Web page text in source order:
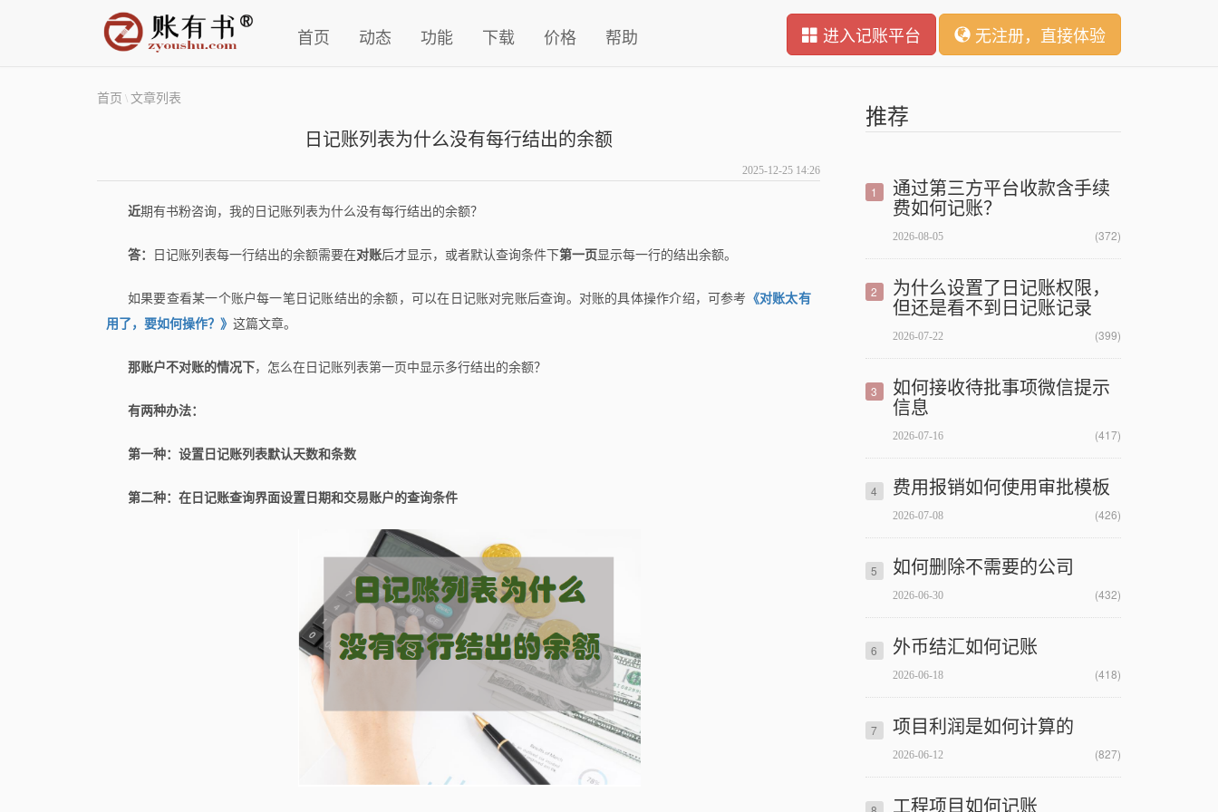
首页 动态 功能 下载 价格 帮助 进入记账平台 无注册，直接体验
首页 \文章列表
日记账列表为什么没有每行结出的余额
2025-12-25 14:26
近期有书粉咨询，我的日记账列表为什么没有每行结出的余额？
答： 日记账列表每一行结出的余额需要在对账后才显示，或者默认查询条件下第一页 显示每一行的结出余额。
如果要查看某一个账户每一笔日记账结出的余额，可以在日记账对完账后查询。对账的具体操作介绍，可参考 《对账太有
用了，要如何操作？》 这篇文章。
那账户不对账的情况下 ，怎么在日记账列表第一页中显示多行结出的余额？
有两种办法：
第一种：设置日记账列表默认天数和条数
第二种：在日记账查询界面设置日期和交易账户的查询条件
推荐
1 通过第三方平台收款含手续
费如何记账？
(372)
2026-08-05
2 为什么设置了日记账权限，
但还是看不到日记账记录
(399)
2026-07-22
3 如何接收待批事项微信提示
信息
(417)
2026-07-16
4 费用报销如何使用审批模板
(426)
2026-07-08
5 如何删除不需要的公司
(432)
2026-06-30
6 外币结汇如何记账
(418)
2026-06-18
7 项目利润是如何计算的
(827)
2026-06-12
工程项目如何记账